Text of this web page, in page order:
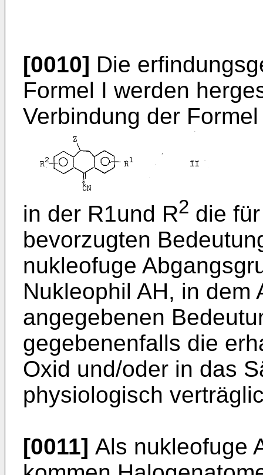
[0010] Die
Formel I werden
Verbindung der
in der R1und R2 die
bevorzugten
nukleofuge
Nukleophil AH, in dem
angegebenen
gegebenenfalls die
Oxid und/oder in das
physiologisch
[0011] Als nukleofuge